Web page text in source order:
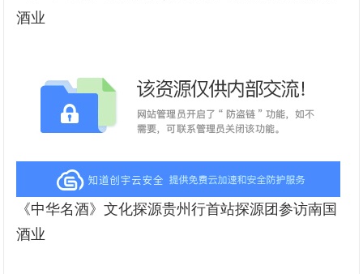
酒业
《中华名酒》文化探源贵州行首站探源团参访南国
酒业